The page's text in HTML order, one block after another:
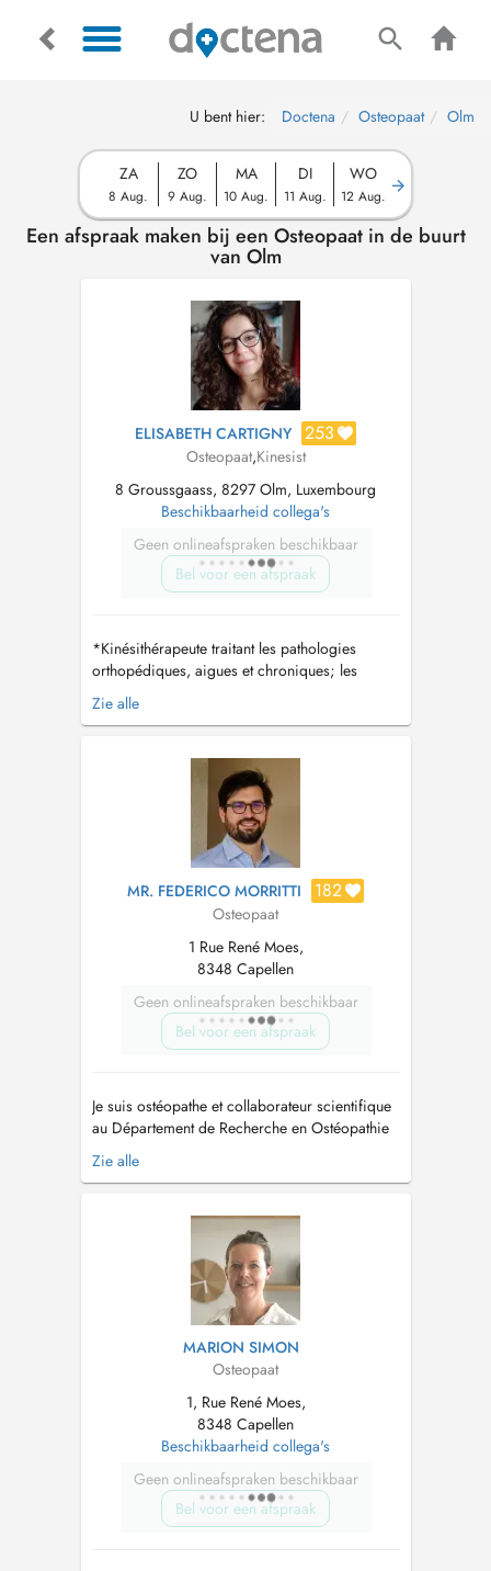
U bent hier: Doctena Osteopaat Olm
ZA
8 Aug.
ZO
9 Aug.
MA
10 Aug.
DI
11 Aug.
WO
12 Aug.
Een afspraak maken bij een Osteopaat in de buurt
van Olm
ELISABETH CARTIGNY 253
Osteopaat,Kinesist
8 Groussgaass, 8297 Olm, Luxembourg
Beschikbaarheid collega's
Geen onlineafspraken beschikbaar
Bel voor een afspraak
*Kinésithérapeute traitant les pathologies
orthopédiques, aigues et chroniques; les
pathologies du sport ; les troubles temporo-
mandibulaires; les pathologies respiratoires
lymphatiques,... *Aussi kiné spécialisée en
pelvi-périnéologie, traitant les path...
Zie alle
MR. FEDERICO MORRITTI 182
Osteopaat
1 Rue René Moes,
8348 Capellen
Geen onlineafspraken beschikbaar
Bel voor een afspraak
Je suis ostéopathe et collaborateur scientifique
au Département de Recherche en Ostéopathie
de l'Université Libre de Bruxelles, où j'ai
également obtenu mon diplôme. Cette double
charge fondée sur des connaissances
actualisées, rigoureuses et directement a...
Zie alle
MARION SIMON
Osteopaat
1, Rue René Moes,
8348 Capellen
Beschikbaarheid collega's
Geen onlineafspraken beschikbaar
Bel voor een afspraak